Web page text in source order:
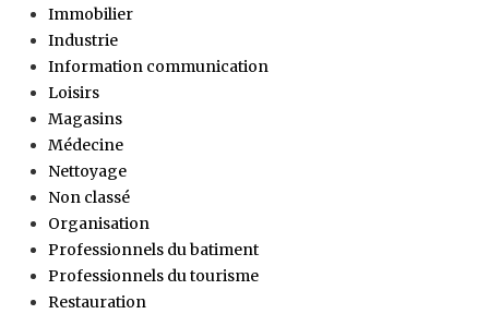
Immobilier
Industrie
Information communication
Loisirs
Magasins
Médecine
Nettoyage
Non classé
Organisation
Professionnels du batiment
Professionnels du tourisme
Restauration